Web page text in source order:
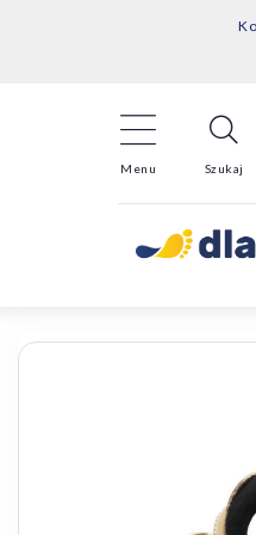
14 Dni na
Menu Szukaj